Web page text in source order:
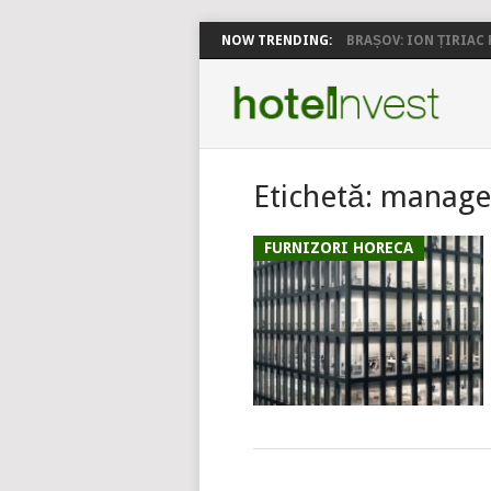
NOW TRENDING: BRAȘOV: ION ȚIRIAC
Etichetă:
FURNIZORI HORECA